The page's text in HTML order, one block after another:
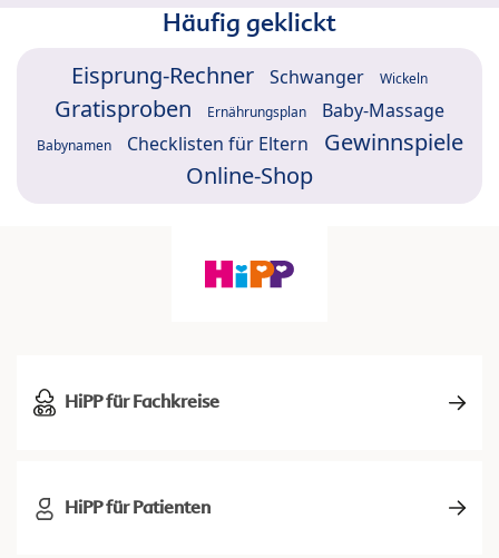
Häufig geklickt
Eisprung-Rechner Schwanger Wickeln
Gratisproben Ernährungsplan Baby-Massage
Babynamen Checklisten für Eltern
Gewinnspiele
Online-Shop
HiPP für Fachkreise
HiPP für Patienten